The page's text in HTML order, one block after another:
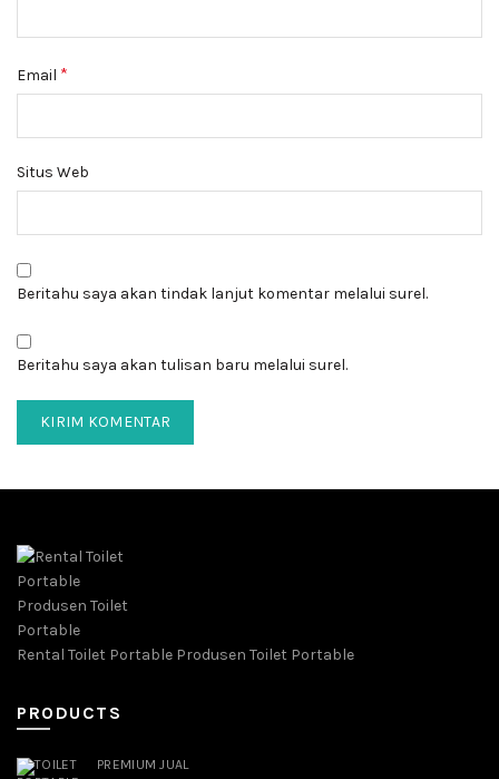
Email *
Situs Web
Beritahu saya akan tindak lanjut komentar melalui surel.
Beritahu saya akan tulisan baru melalui surel.
Rental Toilet Portable Produsen Toilet Portable
PRODUCTS
PREMIUM JUAL